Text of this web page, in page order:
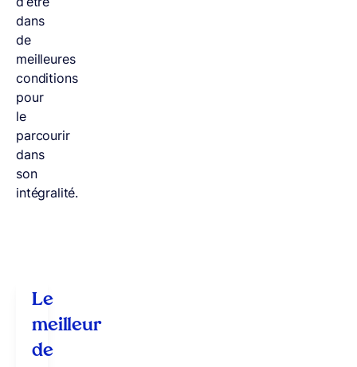
dans
de
meilleures
conditions
pour
le
parcourir
dans
son
intégralité.
Le
meilleur
de